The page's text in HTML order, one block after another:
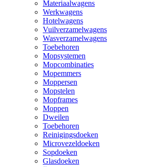
Materiaalwagens
Werkwagens
Hotelwagens
Vuilverzamelwagens
Wasverzamelwagens
Toebehoren
Mopsystemen
Mopcombinaties
Mopemmers
Moppersen
Mopstelen
Mopframes
Moppen
Dweilen
Toebehoren
Reinigingsdoeken
Microvezeldoeken
Sopdoeken
Glasdoeken